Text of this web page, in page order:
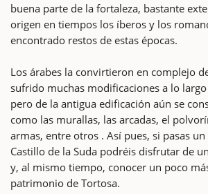
buena parte de la fortaleza, bastante
origen en tiempos los íberos y los
encontrado restos de estas épocas.
Los árabes la convirtieron en complejo
sufrido muchas modificaciones a lo
pero de la antigua edificación aún se
como las murallas, las arcadas, el
armas, entre otros . Así pues, si pasas
Castillo de la Suda podréis disfrutar de
y, al mismo tiempo, conocer un poco
patrimonio de Tortosa.